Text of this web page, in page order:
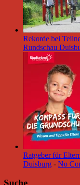
Rekorde bei
Rundschau
Ratgeber für
Duisburg - No
Suche